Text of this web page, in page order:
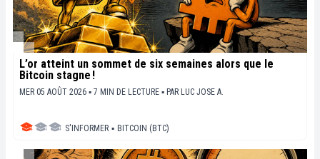
L’or atteint un sommet de six semaines alors que le
Bitcoin stagne !
MER 05 AOÛT 2026 ▪ 7 MIN DE LECTURE ▪ PAR LUC JOSE A.
S'INFORMER ▪ BITCOIN (BTC)